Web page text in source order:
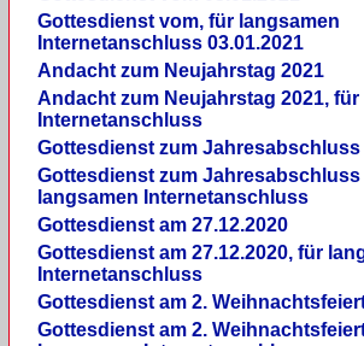
Gottesdienst vom, für langsamen
Internetanschluss 03.01.2021
Andacht zum Neujahrstag 2021
Andacht zum Neujahrstag 2021,
Internetanschluss
Gottesdienst zum Jahresabschluss
Gottesdienst zum Jahresabschluss
langsamen Internetanschluss
Gottesdienst am 27.12.2020
Gottesdienst am 27.12.2020, für
Internetanschluss
Gottesdienst am 2.
Gottesdienst am 2.